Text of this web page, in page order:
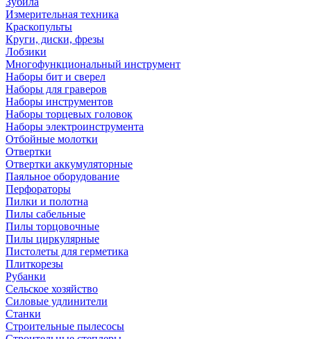
Измерительная техника
Краскопульты
Круги, диски, фрезы
Лобзики
Многофункциональный инструмент
Наборы бит и сверел
Наборы для граверов
Наборы инструментов
Наборы торцевых головок
Наборы электроинструмента
Отбойные молотки
Отвертки
Отвертки аккумуляторные
Паяльное оборудование
Перфораторы
Пилки и полотна
Пилы сабельные
Пилы торцовочные
Пилы циркулярные
Пистолеты для герметика
Плиткорезы
Рубанки
Сельское хозяйство
Силовые удлинители
Станки
Строительные пылесосы